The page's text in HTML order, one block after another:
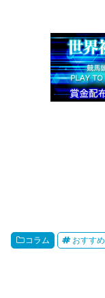
コラム おすすめ